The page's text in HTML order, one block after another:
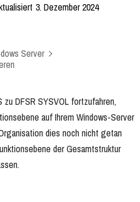
3. Dezember 2024
Server
DFSR SYSVOL fortzufahren,
auf Ihrem Windows-Server
dies noch nicht getan
der Gesamtstruktur